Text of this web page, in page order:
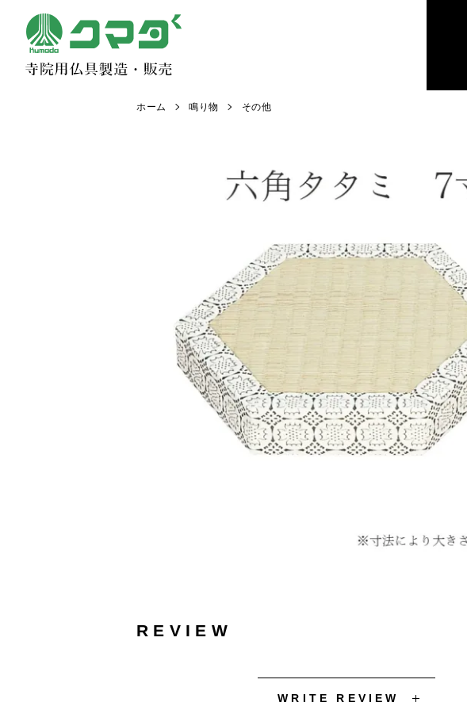
ホーム 鳴り物 その他
REVIEW
WRITE REVIEW